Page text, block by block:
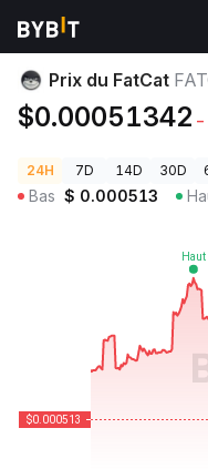
Prix des cryptos
Prix du FatCat
$0.00051342 -
24H 7D 14D 30D
Bas $ 0.000513